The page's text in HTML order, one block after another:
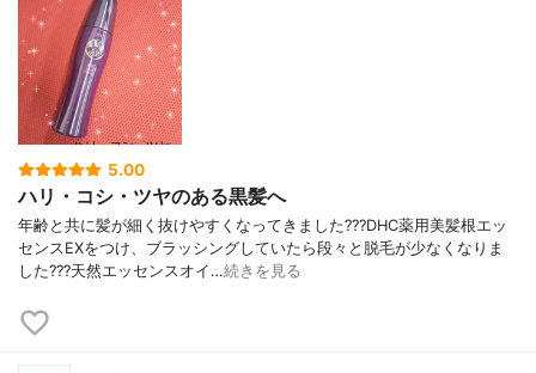
5.00
ハリ・コシ・ツヤのある黒髪へ
年齢と共に髪が細く抜けやすくなってきました???DHC薬用美髪根エッ
センスEXをつけ、ブラッシングしていたら段々と脱毛が少なくなりま
した???天然エッセンスオイ…続きを見る